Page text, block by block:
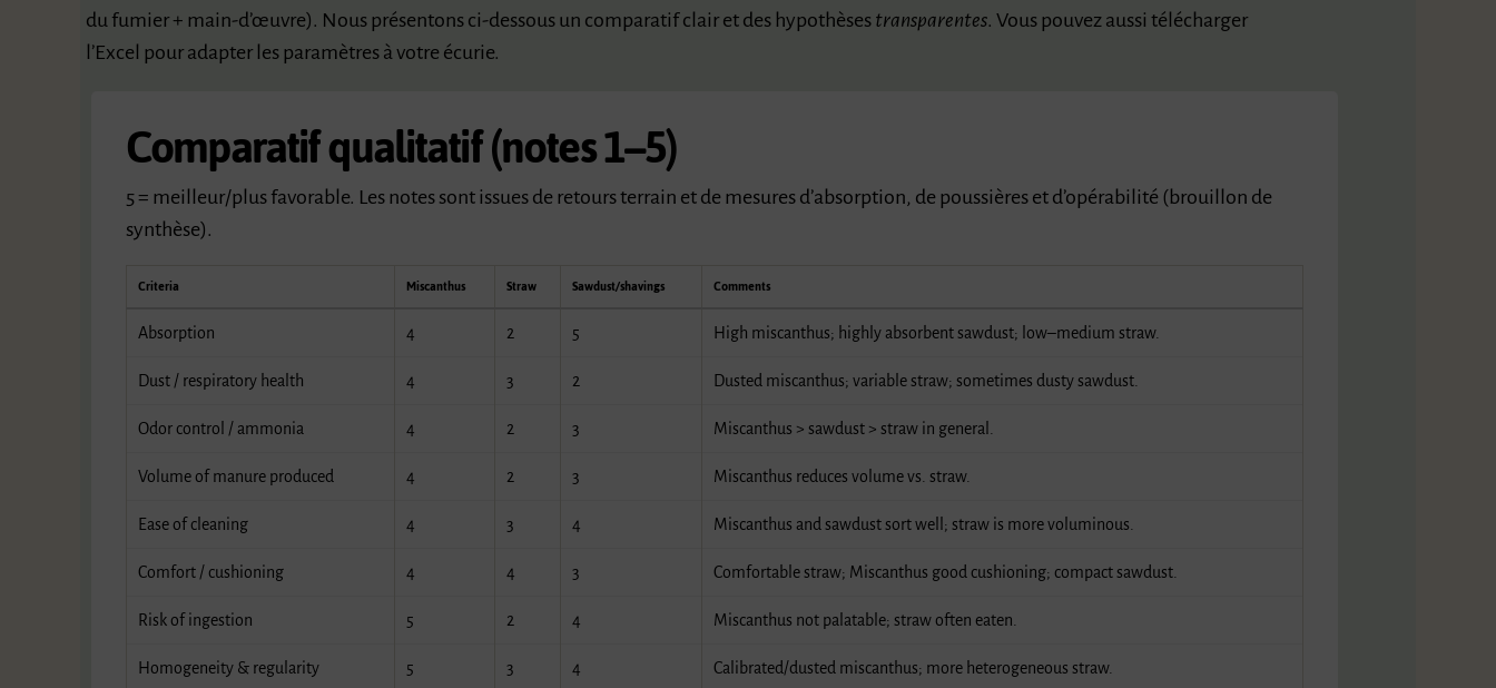
du fumier + main-d’œuvre). Nous présentons ci-dessous un comparatif clair et des hypothèses transparentes. Vous pouvez aussi télécharger
l’Excel pour adapter les paramètres à votre écurie.
Comparatif qualitatif (notes 1–5)
5 = meilleur/plus favorable. Les notes sont issues de retours terrain et de mesures d’absorption, de poussières et d’opérabilité (brouillon de
synthèse).
Criteria Miscanthus Straw Sawdust/shavings Comments
Absorption 4 2 5 High miscanthus; highly absorbent sawdust; low–medium straw.
Dust / respiratory health 4 3 2 Dusted miscanthus; variable straw; sometimes dusty sawdust.
Odor control / ammonia 4 2 3 Miscanthus > sawdust > straw in general.
Volume of manure produced 4 2 3 Miscanthus reduces volume vs. straw.
Ease of cleaning 4 3 4 Miscanthus and sawdust sort well; straw is more voluminous.
Comfort / cushioning 4 4 3 Comfortable straw; Miscanthus good cushioning; compact sawdust.
Risk of ingestion 5 2 4 Miscanthus not palatable; straw often eaten.
Homogeneity & regularity 5 3 4 Calibrated/dusted miscanthus; more heterogeneous straw.